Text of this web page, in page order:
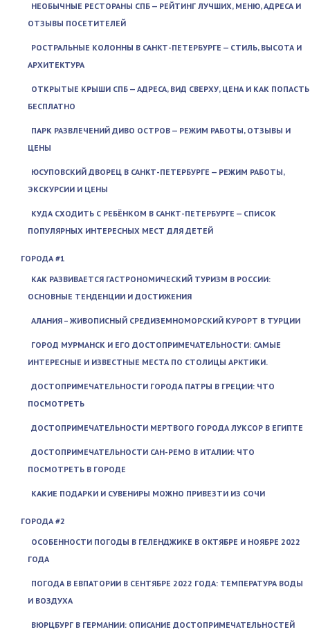
НЕОБЫЧНЫЕ РЕСТОРАНЫ СПБ — РЕЙТИНГ ЛУЧШИХ, МЕНЮ, АДРЕСА И
ОТЗЫВЫ ПОСЕТИТЕЛЕЙ
РОСТРАЛЬНЫЕ КОЛОННЫ В САНКТ-ПЕТЕРБУРГЕ — СТИЛЬ, ВЫСОТА И
АРХИТЕКТУРА
ОТКРЫТЫЕ КРЫШИ СПБ — АДРЕСА, ВИД СВЕРХУ, ЦЕНА И КАК ПОПАСТЬ
БЕСПЛАТНО
ПАРК РАЗВЛЕЧЕНИЙ ДИВО ОСТРОВ — РЕЖИМ РАБОТЫ, ОТЗЫВЫ И
ЦЕНЫ
ЮСУПОВСКИЙ ДВОРЕЦ В САНКТ-ПЕТЕРБУРГЕ — РЕЖИМ РАБОТЫ,
ЭКСКУРСИИ И ЦЕНЫ
КУДА СХОДИТЬ С РЕБЁНКОМ В САНКТ-ПЕТЕРБУРГЕ — СПИСОК
ПОПУЛЯРНЫХ ИНТЕРЕСНЫХ МЕСТ ДЛЯ ДЕТЕЙ
ГОРОДА #1
КАК РАЗВИВАЕТСЯ ГАСТРОНОМИЧЕСКИЙ ТУРИЗМ В РОССИИ:
ОСНОВНЫЕ ТЕНДЕНЦИИ И ДОСТИЖЕНИЯ
АЛАНИЯ – ЖИВОПИСНЫЙ СРЕДИЗЕМНОМОРСКИЙ КУРОРТ В ТУРЦИИ
ГОРОД МУРМАНСК И ЕГО ДОСТОПРИМЕЧАТЕЛЬНОСТИ: САМЫЕ
ИНТЕРЕСНЫЕ И ИЗВЕСТНЫЕ МЕСТА ПО СТОЛИЦЫ АРКТИКИ.
ДОСТОПРИМЕЧАТЕЛЬНОСТИ ГОРОДА ПАТРЫ В ГРЕЦИИ: ЧТО
ПОСМОТРЕТЬ
ДОСТОПРИМЕЧАТЕЛЬНОСТИ МЕРТВОГО ГОРОДА ЛУКСОР В ЕГИПТЕ
ДОСТОПРИМЕЧАТЕЛЬНОСТИ САН-РЕМО В ИТАЛИИ: ЧТО
ПОСМОТРЕТЬ В ГОРОДЕ
КАКИЕ ПОДАРКИ И СУВЕНИРЫ МОЖНО ПРИВЕЗТИ ИЗ СОЧИ
ГОРОДА #2
ОСОБЕННОСТИ ПОГОДЫ В ГЕЛЕНДЖИКЕ В ОКТЯБРЕ И НОЯБРЕ 2022
ГОДА
ПОГОДА В ЕВПАТОРИИ В СЕНТЯБРЕ 2022 ГОДА: ТЕМПЕРАТУРА ВОДЫ
И ВОЗДУХА
ВЮРЦБУРГ В ГЕРМАНИИ: ОПИСАНИЕ ДОСТОПРИМЕЧАТЕЛЬНОСТЕЙ